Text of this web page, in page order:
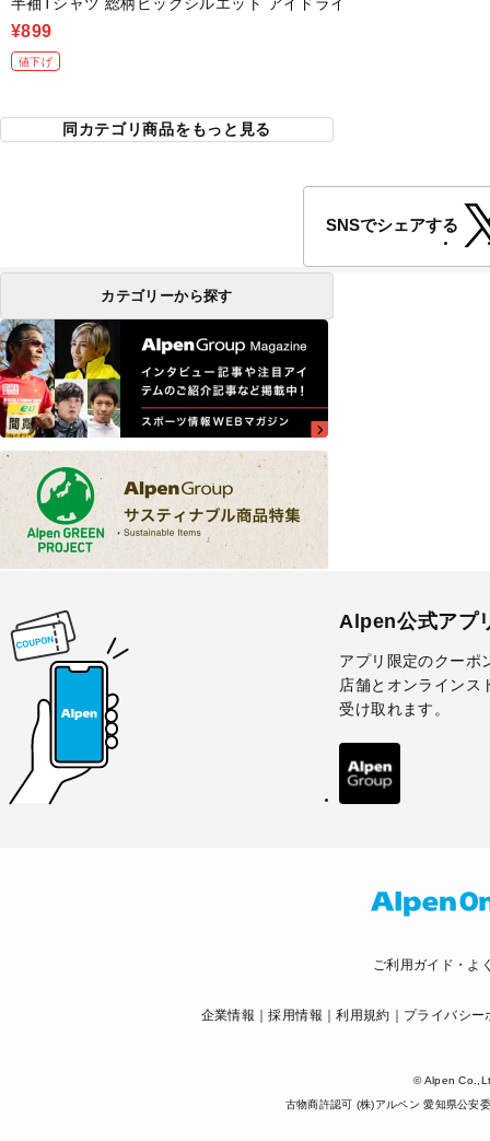
¥899
値下げ
同カテゴリ商品をもっと見る
SNSでシェアする
カテゴリーから探す
Alpen公式アプ
アプリ限定のクーポ
店舗とオンラインス
受け取れます。
ご利用ガイド・よ
企業情報 採用情報 利用規約 プライバシー
© Alpen
古物商許認可 (株)アルペン 愛知県公